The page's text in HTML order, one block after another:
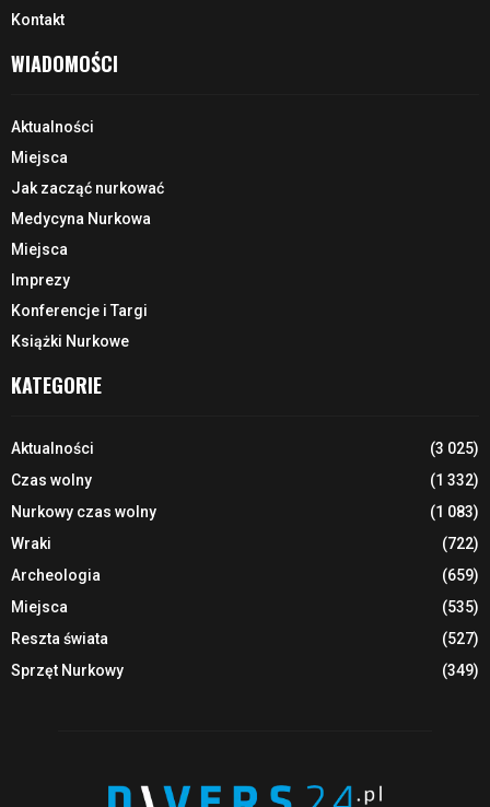
Kontakt
WIADOMOŚCI
Aktualności
Miejsca
Jak zacząć nurkować
Medycyna Nurkowa
Miejsca
Imprezy
Konferencje i Targi
Książki Nurkowe
KATEGORIE
Aktualności
(3 025)
Czas wolny
(1 332)
Nurkowy czas wolny
(1 083)
Wraki
(722)
Archeologia
(659)
Miejsca
(535)
Reszta świata
(527)
Sprzęt Nurkowy
(349)